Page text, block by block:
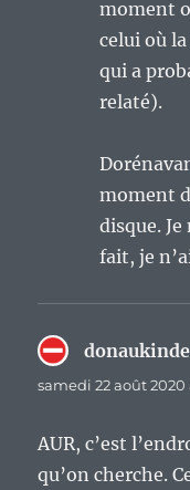
moment
celui où
qui a
relaté).
moment
disque.
fait, je
samedi 22 août 2020
AUR, c’est
qu’on cherche.